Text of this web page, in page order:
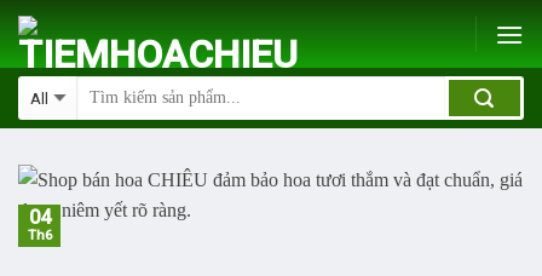
Skip
content
04
Th6